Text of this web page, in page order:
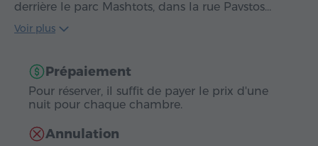
derrière le parc Mashtots, dans la rue Pavstos…
Voir plus
Prépaiement
Pour réserver, il suffit de payer le prix d'une
nuit pour chaque chambre.
Annulation